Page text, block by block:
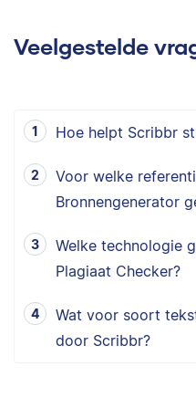
Veelgestelde
Hoe helpt Scribbr
Voor welke
Bronnengenerator
Welke technologie
Plagiaat Checker?
Wat voor soort
door Scribbr?